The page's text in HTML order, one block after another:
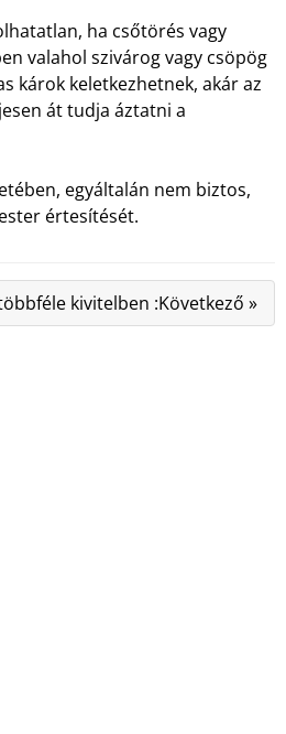
ha csőtörés vagy
valahol szivárog vagy csöpög
károk keletkezhetnek, akár az
át tudja áztatni a
egyáltalán nem biztos,
értesítését.
kivitelben :Következő »